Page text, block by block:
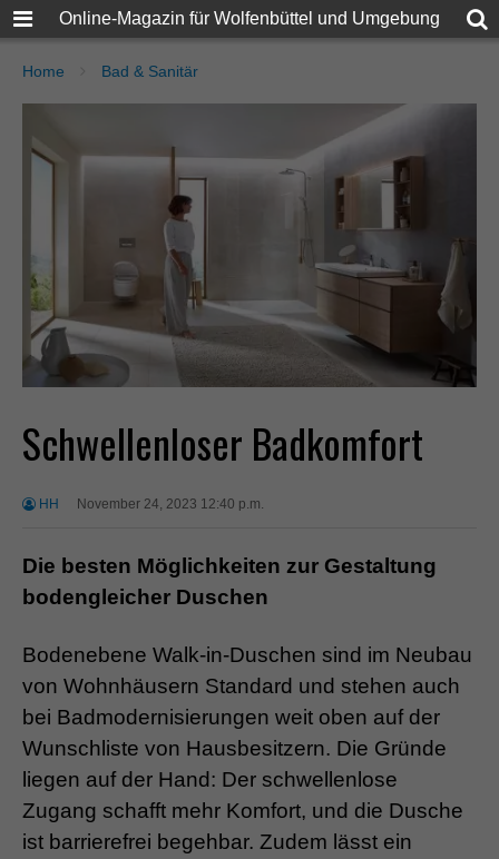
Online-Magazin für Wolfenbüttel und Umgebung
Home Bad & Sanitär
Schwellenloser Badkomfort
HH November 24, 2023 12:40 p.m.
Die besten Möglichkeiten zur Gestaltung
bodengleicher Duschen
Bodenebene Walk-in-Duschen sind im Neubau
von Wohnhäusern Standard und stehen auch
bei Badmodernisierungen weit oben auf der
Wunschliste von Hausbesitzern. Die Gründe
liegen auf der Hand: Der schwellenlose
Zugang schafft mehr Komfort, und die Dusche
ist barrierefrei begehbar. Zudem lässt ein